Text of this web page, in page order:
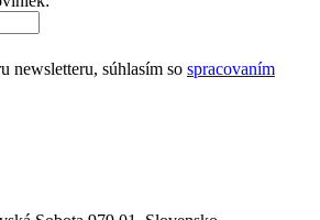
newsletteru, súhlasím so spracovaním